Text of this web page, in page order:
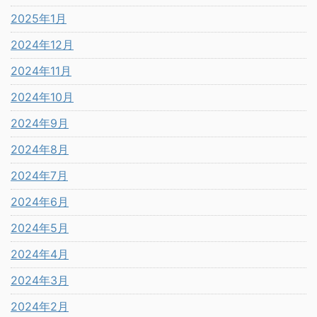
2025年1月
2024年12月
2024年11月
2024年10月
2024年9月
2024年8月
2024年7月
2024年6月
2024年5月
2024年4月
2024年3月
2024年2月